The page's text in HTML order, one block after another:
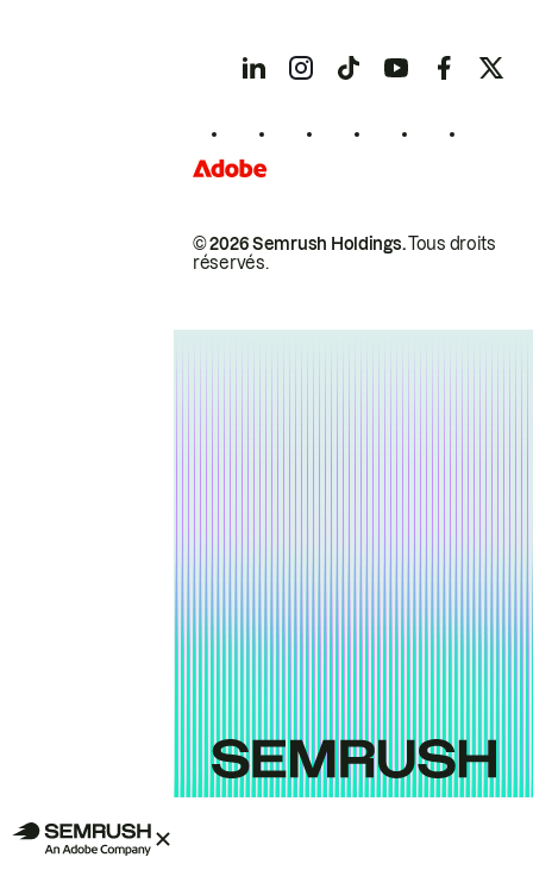
© 2026 Semrush Holdings.Tous droits
réservés.